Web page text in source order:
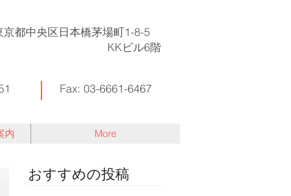
都中央区日本橋茅場町1-8-5
KKビル6階
Fax: 03-6661-6467
内 More
​おすすめの投稿